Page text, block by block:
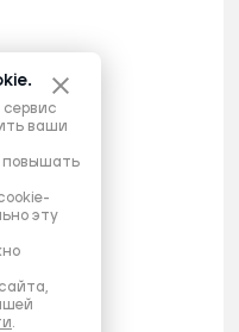
ваши
повышать
эту
.